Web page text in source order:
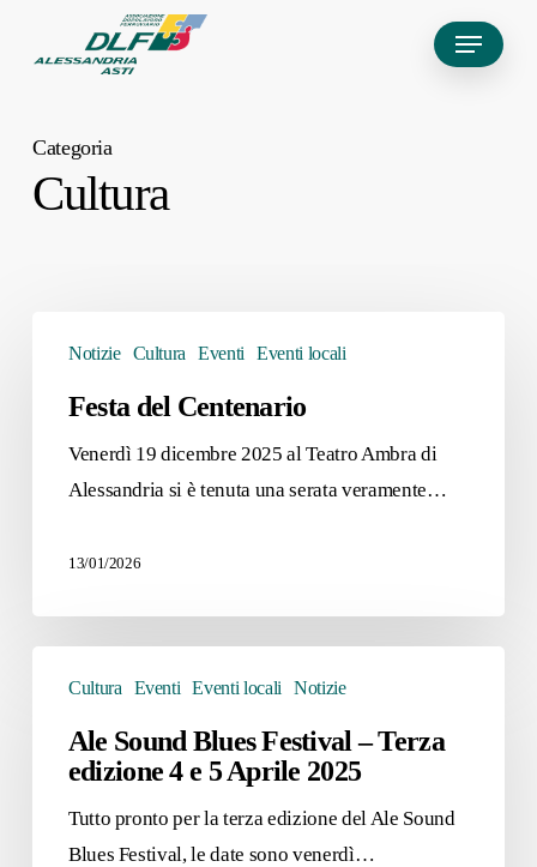
Menu
Categoria
Cultura
Centenario
Notizie Cultura Eventi Eventi locali
Festa del Centenario
Venerdì 19 dicembre 2025 al Teatro Ambra di
Alessandria si è tenuta una serata veramente…
13/01/2026
Sound
Blues
Festival
Terza
Cultura Eventi Eventi locali Notizie
Ale Sound Blues Festival – Terza
edizione 4 e 5 Aprile 2025
Tutto pronto per la terza edizione del Ale Sound
Blues Festival, le date sono venerdì…